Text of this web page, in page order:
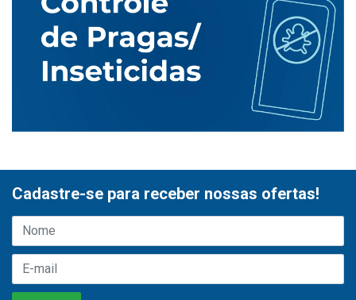
Cadastre-se para receber nossas ofertas!